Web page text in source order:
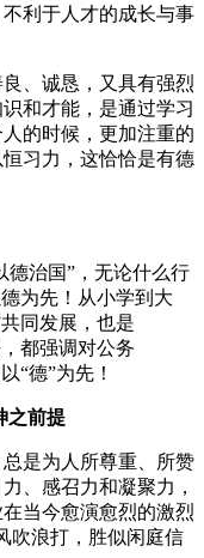
利于人才的成长与事
、诚恳，又具有强烈
和才能，是通过学习
的时候，更加注重的
习力，这恰恰是有德
德治国”，无论什么行
为先！从小学到大
同发展，也是
都强调对公务
“德”为先！
之前提
是为人所尊重、所赞
、感召力和凝聚力，
当今愈演愈烈的激烈
吹浪打，胜似闲庭信